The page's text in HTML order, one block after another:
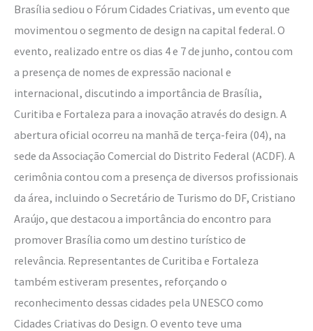
Brasília sediou o Fórum Cidades Criativas, um evento que
movimentou o segmento de design na capital federal. O
evento, realizado entre os dias 4 e 7 de junho, contou com
a presença de nomes de expressão nacional e
internacional, discutindo a importância de Brasília,
Curitiba e Fortaleza para a inovação através do design. A
abertura oficial ocorreu na manhã de terça-feira (04), na
sede da Associação Comercial do Distrito Federal (ACDF). A
cerimônia contou com a presença de diversos profissionais
da área, incluindo o Secretário de Turismo do DF, Cristiano
Araújo, que destacou a importância do encontro para
promover Brasília como um destino turístico de
relevância. Representantes de Curitiba e Fortaleza
também estiveram presentes, reforçando o
reconhecimento dessas cidades pela UNESCO como
Cidades Criativas do Design. O evento teve uma